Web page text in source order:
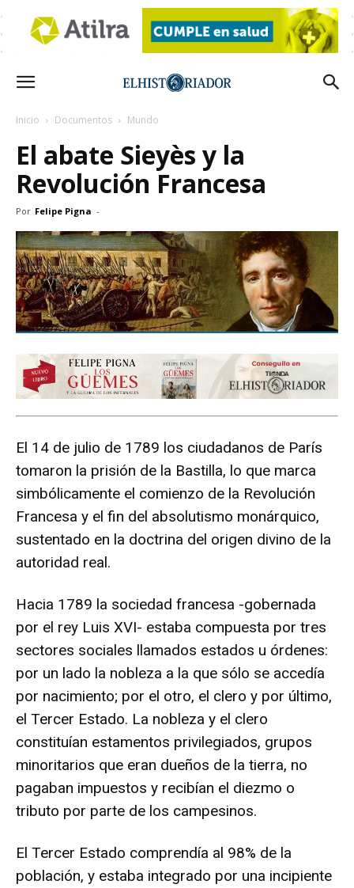
Inicio Documentos Mundo
El abate Sieyès y la
Revolución Francesa
Por Felipe Pigna -
El 14 de julio de 1789 los ciudadanos de París
tomaron la prisión de la Bastilla, lo que marca
simbólicamente el comienzo de la Revolución
Francesa y el fin del absolutismo monárquico,
sustentado en la doctrina del origen divino de la
autoridad real.
Hacia 1789 la sociedad francesa -gobernada
por el rey Luis XVI- estaba compuesta por tres
sectores sociales llamados estados u órdenes:
por un lado la nobleza a la que sólo se accedía
por nacimiento; por el otro, el clero y por último,
el Tercer Estado. La nobleza y el clero
constituían estamentos privilegiados, grupos
minoritarios que eran dueños de la tierra, no
pagaban impuestos y recibían el diezmo o
tributo por parte de los campesinos.
El Tercer Estado comprendía al 98% de la
población, y estaba integrado por una incipiente